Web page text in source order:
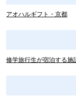
アオハルギフト・京都
修学旅行生が宿泊する